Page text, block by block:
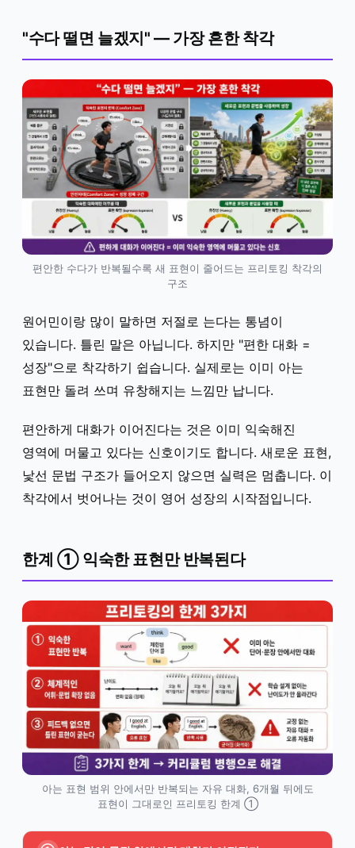
"수다 떨면 늘겠지" — 가장 흔한 착각
편안한 수다가 반복될수록 새 표현이 줄어드는 프리토킹 착각의
구조
원어민이랑 많이 말하면 저절로 는다는 통념이
있습니다. 틀린 말은 아닙니다. 하지만 "편한 대화 =
성장"으로 착각하기 쉽습니다. 실제로는 이미 아는
표현만 돌려 쓰며 유창해지는 느낌만 납니다.
편안하게 대화가 이어진다는 것은 이미 익숙해진
영역에 머물고 있다는 신호이기도 합니다. 새로운 표현,
낯선 문법 구조가 들어오지 않으면 실력은 멈춥니다. 이
착각에서 벗어나는 것이 영어 성장의 시작점입니다.
한계 ① 익숙한 표현만 반복된다
아는 표현 범위 안에서만 반복되는 자유 대화, 6개월 뒤에도
표현이 그대로인 프리토킹 한계 ①